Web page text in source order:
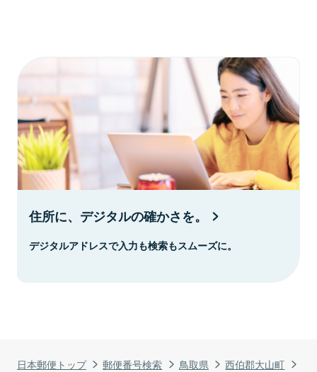
日本郵便トップ 郵便番号検索 鳥取県
西伯郡大山町
住所に、デジタルの確かさを。
デジタルアドレスで入力も検索もスムーズに。